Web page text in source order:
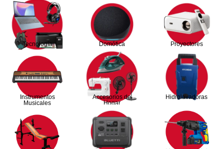
Tecnología Domótica Proyectores
Instrumentos
Musicales
Accesorios de
Hogar
Hidrolavadoras